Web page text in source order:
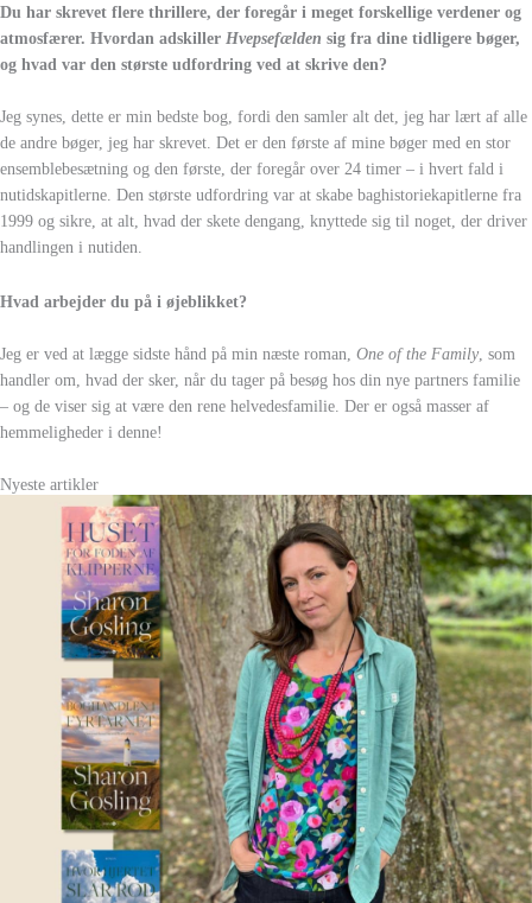
Du har skrevet flere thrillere, der foregår i meget forskellige verdener og
atmosfærer. Hvordan adskiller Hvepsefælden sig fra dine tidligere bøger,
og hvad var den største udfordring ved at skrive den?
Jeg synes, dette er min bedste bog, fordi den samler alt det, jeg har lært af alle
de andre bøger, jeg har skrevet. Det er den første af mine bøger med en stor
ensemblebesætning og den første, der foregår over 24 timer – i hvert fald i
nutidskapitlerne. Den største udfordring var at skabe baghistoriekapitlerne fra
1999 og sikre, at alt, hvad der skete dengang, knyttede sig til noget, der driver
handlingen i nutiden.
Hvad arbejder du på i øjeblikket?
Jeg er ved at lægge sidste hånd på min næste roman, One of the Family , som
handler om, hvad der sker, når du tager på besøg hos din nye partners familie
– og de viser sig at være den rene helvedesfamilie. Der er også masser af
hemmeligheder i denne!
Nyeste artikler